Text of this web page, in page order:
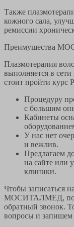
Также
кожного сала,
ремиссии
Преимущества
Плазмотерапия
выполняется в
стоит пройти курс
Процедуру
с большим
Кабинеты
У нас нет
и вежлив.
Предлагаем
на сайте или
клиники.
Чтобы записаться
МОСИТАЛМЕД,
обратный звонок.
вопросы и запишем